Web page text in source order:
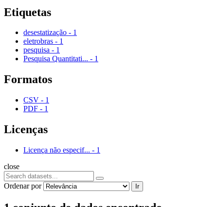
Etiquetas
desestatização - 1
eletrobras - 1
pesquisa - 1
Pesquisa Quantitati... - 1
Formatos
CSV - 1
PDF - 1
Licenças
Licença não especif... - 1
close
Ordenar por Ir